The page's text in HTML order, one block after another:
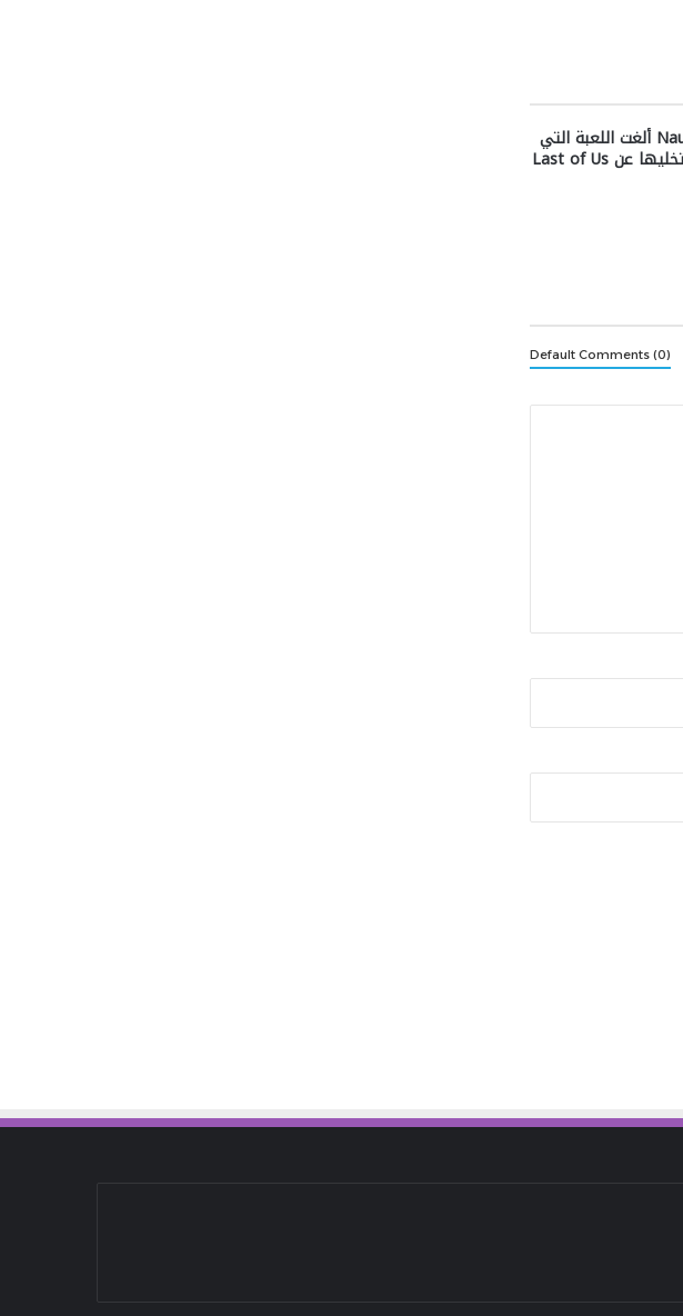
تقرير: Naughty Dog ألغت اللعبة التي
كانت السبب في تخليها عن Last of Us
Default Comments (0)